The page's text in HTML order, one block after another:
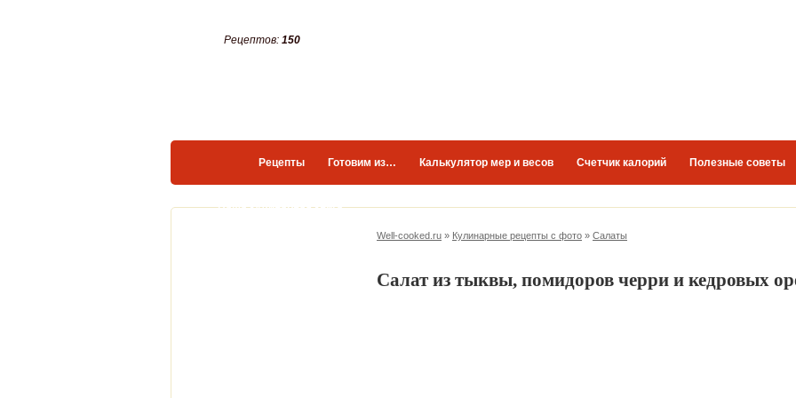
Рецептов: 150
Рецепты Готовим из… Калькулятор мер и весов Счетчик калорий Полезные советы
Ваша кулинарная книга
Well-cooked.ru » Кулинарные рецепты с фото » Салаты
Салат из тыквы, помидоров черри и кедровых